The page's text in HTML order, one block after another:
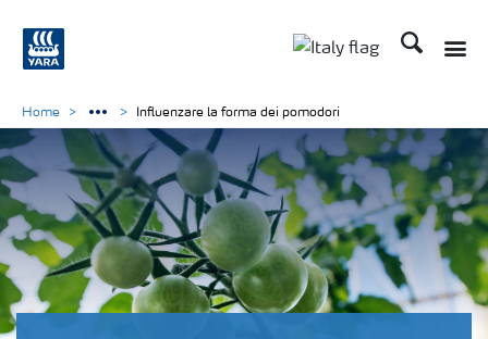
Cerca
Home Influenzare la forma dei pomodori